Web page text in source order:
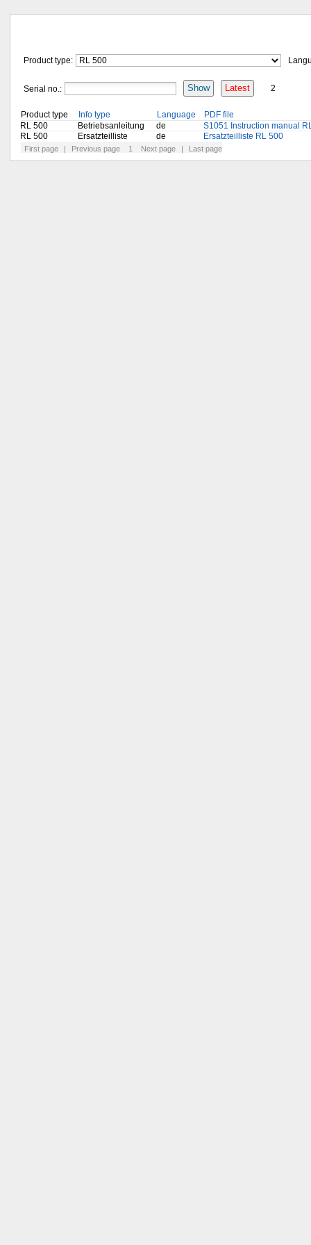
Product type:
Serial no.: Show Latest 2
Product type Info type Language
PDF file
RL 500
Betriebsanleitung de
S1051 Instruction manual
RL 500
Ersatzteilliste de Ersatzteilliste RL 500
First page Previous page 1 Next page Last page